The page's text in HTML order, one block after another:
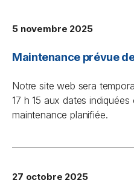
5 novembre 2025
Maintenance prévue
Notre site web sera
17 h 15 aux dates
maintenance planifiée.
27 octobre 2025